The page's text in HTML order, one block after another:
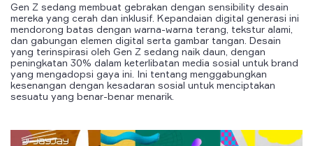
Gen Z sedang membuat gebrakan dengan sensibility desain
mereka yang cerah dan inklusif. Kepandaian digital generasi ini
mendorong batas dengan warna-warna terang, tekstur alami,
dan gabungan elemen digital serta gambar tangan. Desain
yang terinspirasi oleh Gen Z sedang naik daun, dengan
peningkatan 30% dalam keterlibatan media sosial untuk brand
yang mengadopsi gaya ini. Ini tentang menggabungkan
kesenangan dengan kesadaran sosial untuk menciptakan
sesuatu yang benar-benar menarik.